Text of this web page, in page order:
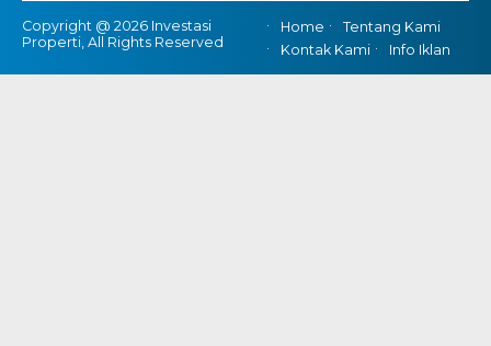
Copyright @ 2026 Investasi
Properti, All Rights Reserved
Home
Tentang Kami
Kontak Kami
Info Iklan